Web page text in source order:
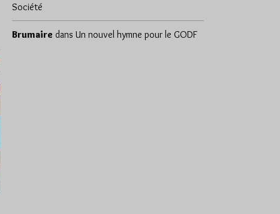
Société
Brumaire dans Un nouvel hymne pour le GODF